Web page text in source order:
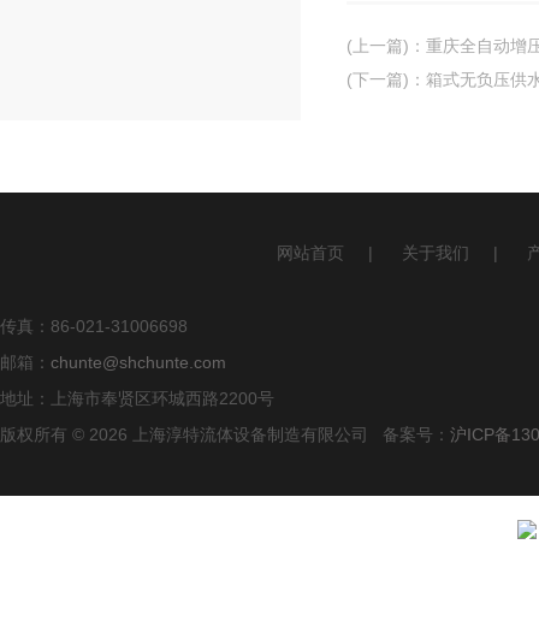
(上一篇) ： 重庆全自动增
(下一篇) ： 箱式无负压供
网站首页 | 关于我们 |
传真：86-021-31006698
邮箱： chunte@shchunte.com
地址：上海市奉贤区环城西路2200号
版权所有 © 2026 上海淳特流体设备制造有限公司 备案号： 沪ICP备